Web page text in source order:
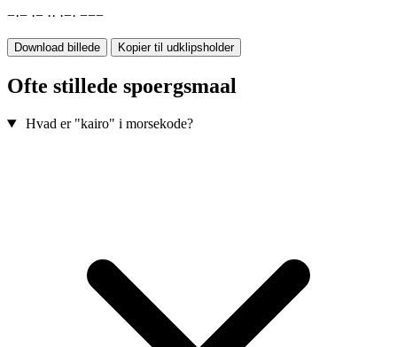
−·− ·− ·· ·−· −−−
Download billede Kopier til udklipsholder
Ofte stillede spoergsmaal
Hvad er "kairo" i morsekode?